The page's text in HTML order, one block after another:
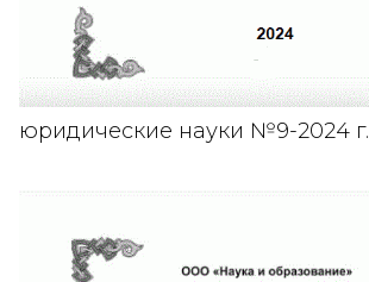
юридические науки №9-2024 г.